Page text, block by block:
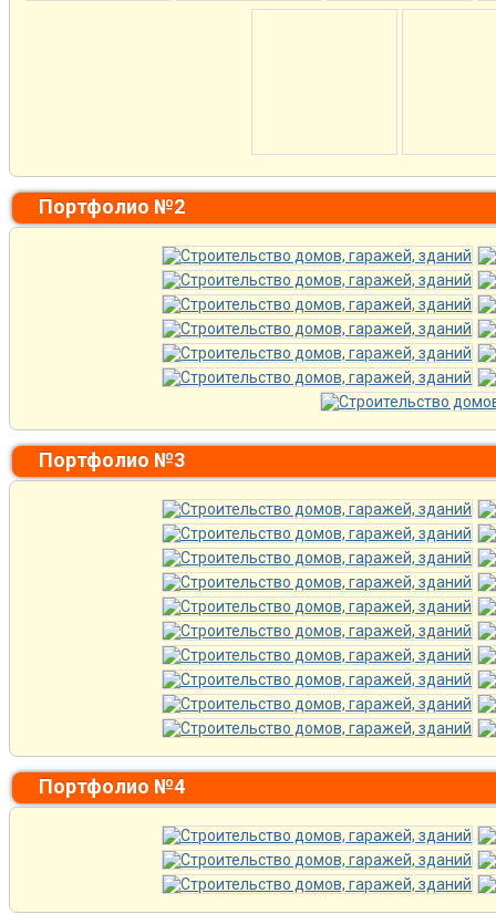
Портфолио №2
Портфолио №3
Портфолио №4